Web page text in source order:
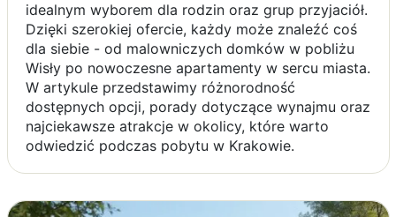
idealnym wyborem dla rodzin oraz grup przyjaciół.
Dzięki szerokiej ofercie, każdy może znaleźć coś
dla siebie - od malowniczych domków w pobliżu
Wisły po nowoczesne apartamenty w sercu miasta.
W artykule przedstawimy różnorodność
dostępnych opcji, porady dotyczące wynajmu oraz
najciekawsze atrakcje w okolicy, które warto
odwiedzić podczas pobytu w Krakowie.